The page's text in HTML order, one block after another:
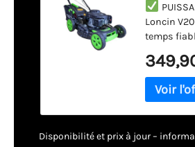
Loncin
largeur
53 cm -
Loncin
temps
démarrage
pour les
surfaces
propulsée
Disponibilité et prix à jour –